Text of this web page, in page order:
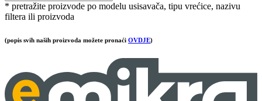
* pretražite proizvode po modelu usisavača, tipu vrećice, nazivu
filtera ili proizvoda
(popis svih naših proizvoda možete pronaći OVDJE)